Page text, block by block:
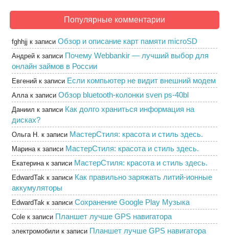
Популярные комментарии
fghhjj к записи Обзор и описание карт памяти microSD
Андрей к записи Почему Webbankir — лучший выбор для
онлайн займов в России
Евгений к записи Если компьютер не видит внешний модем
Аллак записи Обзор bluetooth-колонки sven ps-40bl
Даниил к записи Как долго храниться информация на
дисках?
Ольга Н. к записи МастерСтиля: красота и стиль здесь.
Маринак записи МастерСтиля: красота и стиль здесь.
Екатеринак записи МастерСтиля: красота и стиль здесь.
EdwardTak к записи Как правильно заряжать литий-ионные
аккумуляторы
EdwardTak к записи Сохранение Google Play Музыка
Cole к записи Планшет лучше GPS навигатора
электромобили к записи Планшет лучше GPS навигатора